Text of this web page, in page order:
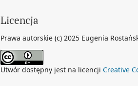
Licencja
Prawa autorskie (c) 2025 Eugenia
Utwór dostępny jest na licencji Creative